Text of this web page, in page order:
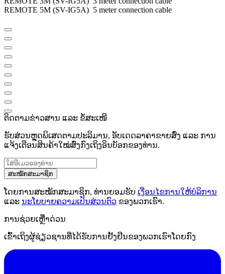
REMOTE 5M (SV-IG5A) 5 meter connection cable
ຕິດຕາມຂ່າວສານ ແລະ ຂໍ້ສະເໜີ
ຮັບສ່ວນຫຼຸດພິເສດຕາມປະລິມານ, ອັບເດດລາຄາຂາຍສົ່ງ ແລະ ການ
ແຈ້ງເຕືອນສິນຄ້າໃໝ່ສົ່ງກົງເຖິງອິນບັອກຂອງທ່ານ.
ສະໝັກສະມາຊິກ
ໂດຍການສະໝັກສະມາຊິກ, ທ່ານຍອມຮັບ ເງື່ອນໄຂການໃຫ້ບໍລິການ
ແລະ ນະໂຍບາຍຄວາມເປັນສ່ວນຕົວ ຂອງພວກເຮົາ.
ການຊ່ວຍເຫຼືໍາດ່ວນ
ເຂົ້າເຖິງຜູ້ຊ່ຽວຊານທີ່ໄດ້ຮັບການຢັ້ງຢືນຂອງພວກເຮົາໂດຍກົງ